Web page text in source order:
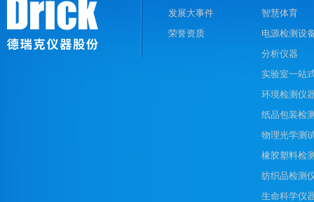
发展大事件
荣誉资质
智慧体育
电源检测设
分析仪器
实验室一站
环境检测仪
纸品包装检
物理光学测
橡胶塑料检
纺织品检测
生命科学仪